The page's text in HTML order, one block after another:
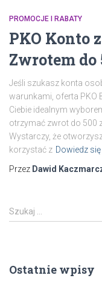
PROMOCJE I RABATY
PKO Konto
Zwrotem do
Jeśli szukasz konta
warunkami, oferta PKO
Ciebie idealnym
otrzymać zwrot do 500
Wystarczy, że
korzystać z Dowiedz się
Przez Dawid
S
z
j
Szukaj …
Ostatnie wpisy